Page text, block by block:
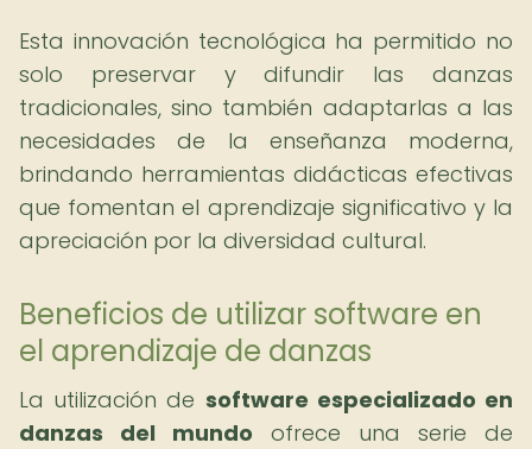
Esta innovación tecnológica ha permitido no
solo preservar y difundir las danzas
tradicionales, sino también adaptarlas a las
necesidades de la enseñanza moderna,
brindando herramientas didácticas efectivas
que fomentan el aprendizaje significativo y la
apreciación por la diversidad cultural.
Beneficios de utilizar software en
el aprendizaje de danzas
La utilización de software especializado en
danzas del mundo ofrece una serie de